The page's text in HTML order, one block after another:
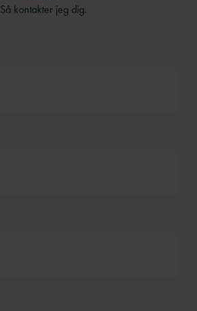
Så kontakter jeg dig.